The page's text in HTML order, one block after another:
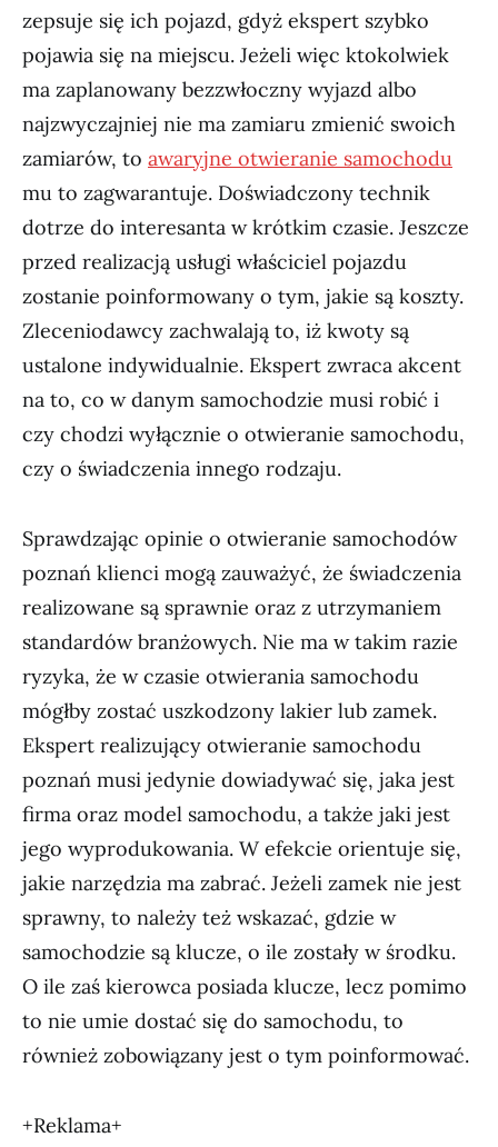
zepsuje się ich pojazd, gdyż ekspert szybko
pojawia się na miejscu. Jeżeli więc ktokolwiek
ma zaplanowany bezzwłoczny wyjazd albo
najzwyczajniej nie ma zamiaru zmienić swoich
zamiarów, to awaryjne otwieranie samochodu
mu to zagwarantuje. Doświadczony technik
dotrze do interesanta w krótkim czasie. Jeszcze
przed realizacją usługi właściciel pojazdu
zostanie poinformowany o tym, jakie są koszty.
Zleceniodawcy zachwalają to, iż kwoty są
ustalone indywidualnie. Ekspert zwraca akcent
na to, co w danym samochodzie musi robić i
czy chodzi wyłącznie o otwieranie samochodu,
czy o świadczenia innego rodzaju.
Sprawdzając opinie o otwieranie samochodów
poznań klienci mogą zauważyć, że świadczenia
realizowane są sprawnie oraz z utrzymaniem
standardów branżowych. Nie ma w takim razie
ryzyka, że w czasie otwierania samochodu
mógłby zostać uszkodzony lakier lub zamek.
Ekspert realizujący otwieranie samochodu
poznań musi jedynie dowiadywać się, jaka jest
firma oraz model samochodu, a także jaki jest
jego wyprodukowania. W efekcie orientuje się,
jakie narzędzia ma zabrać. Jeżeli zamek nie jest
sprawny, to należy też wskazać, gdzie w
samochodzie są klucze, o ile zostały w środku.
O ile zaś kierowca posiada klucze, lecz pomimo
to nie umie dostać się do samochodu, to
również zobowiązany jest o tym poinformować.
+Reklama+